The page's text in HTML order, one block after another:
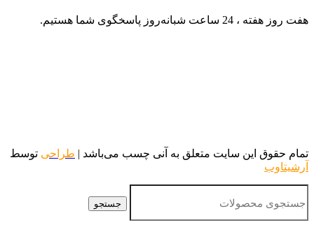
هفت روز هفته ، 24 ساعت شبانه‌روز پاسخگوی شما هستیم.
تمام حقوق این سایت متعلق به آنی چسب می‌باشد | طراحی توسط
آرشیتاوب
جستجو